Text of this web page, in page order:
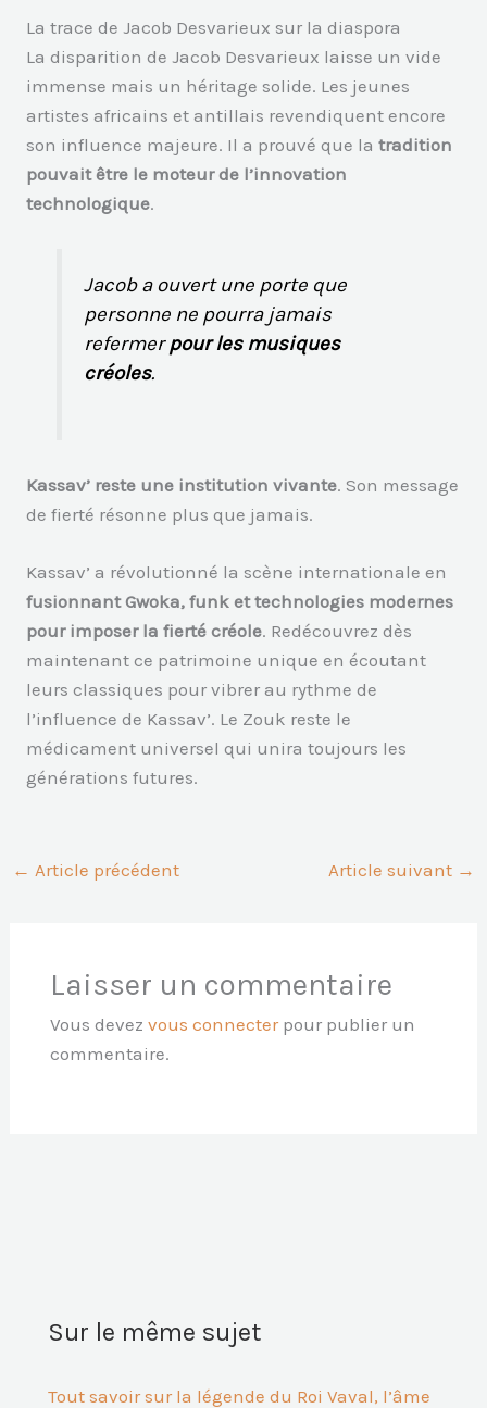
La trace de Jacob Desvarieux sur la diaspora
La disparition de Jacob Desvarieux laisse un vide
immense mais un héritage solide. Les jeunes
artistes africains et antillais revendiquent encore
son influence majeure. Il a prouvé que latradition
pouvait être le moteur de l’innovation
technologique.
Jacob a ouvert une porte que
personne ne pourra jamais
refermerpour les musiques
créoles.
Kassav’ reste une institution vivante. Son message
de fierté résonne plus que jamais.
Kassav’ a révolutionné la scène internationale en
fusionnant Gwoka, funk et technologies modernes
pour imposer la fierté créole. Redécouvrez dès
maintenant ce patrimoine unique en écoutant
leurs classiques pour vibrer au rythme de
l’influence de Kassav’. Le Zouk reste le
médicament universel qui unira toujours les
générations futures.
← Article précédent Article suivant →
Laisser un commentaire
Vous devez vous connecterpour publier un
commentaire.
Sur le même sujet
Tout savoir sur la légende du Roi Vaval, l’âme